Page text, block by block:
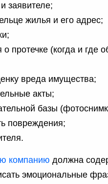
заявителе;
жилья и его адрес;
протечке (когда и где
вреда имущества;
акты;
базы
повреждения;
компанию должна
эмоциональные